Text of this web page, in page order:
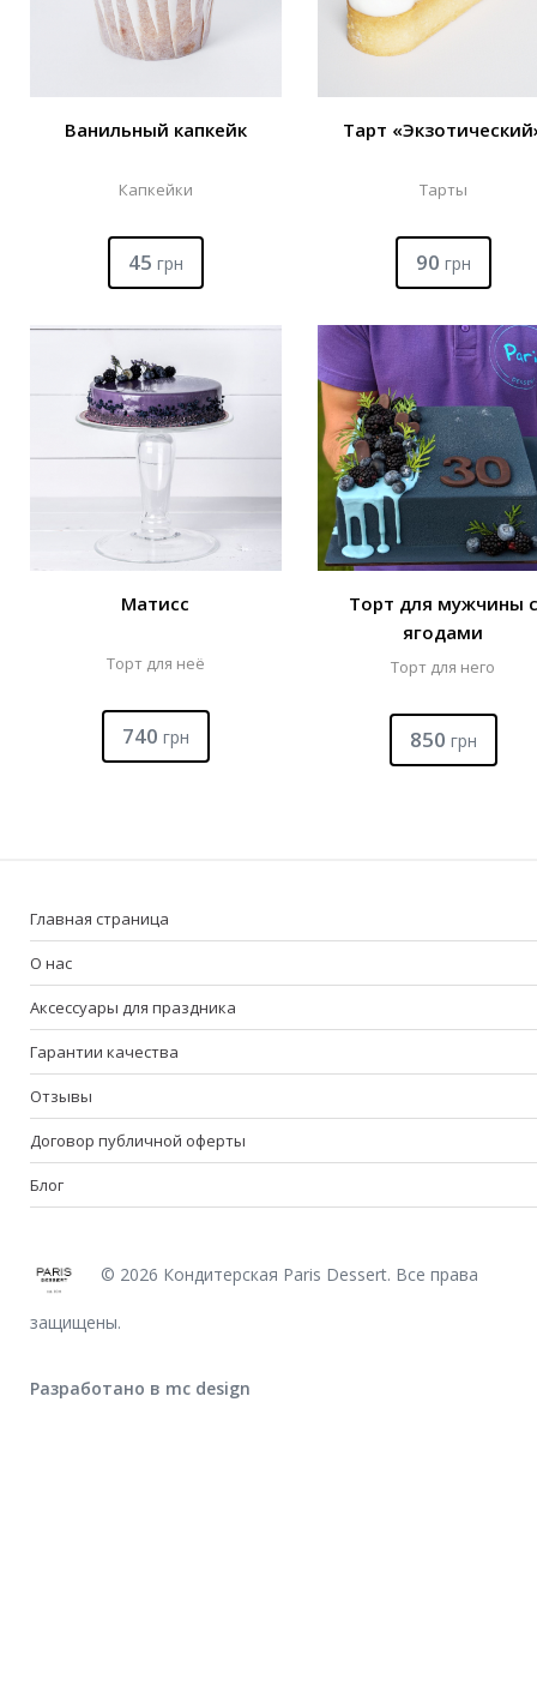
Ванильный капкейк
Капкейки
45 грн
Тарт
Тарты
90 грн
Матисс
Торт для неё
740 грн
Торт для мужчины с
ягодами
Торт для него
850 грн
Главная страница
О нас
Аксессуары для праздника
Гарантии качества
Отзывы
Договор публичной оферты
Блог
© 2026 Кондитерская Paris Dessert. Все права
защищены.
Разработано в mc design